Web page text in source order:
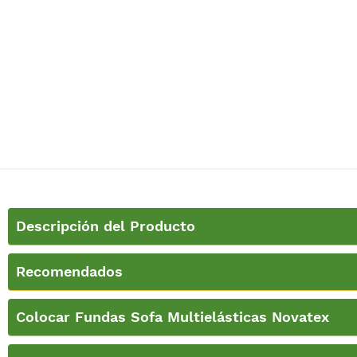
Descripción del Producto
Recomendados
Colocar Fundas Sofa Multielásticas Novatex